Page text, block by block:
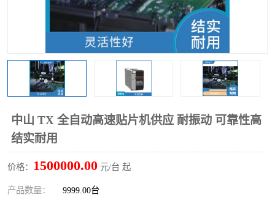
中山 TX 全自动高速贴片机供应 耐振动 可靠性高
结实耐用
价格： 1500000.00 元/台 起
产品数量： 9999.00台